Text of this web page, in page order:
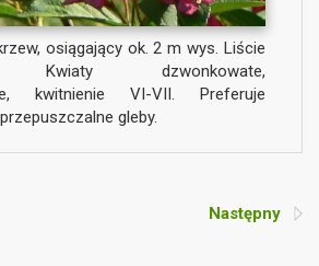
osiągający ok. 2 m wys. Liście
Kwiaty dzwonkowate,
kwitnienie VI-VII. Preferuje
gleby.
Następny